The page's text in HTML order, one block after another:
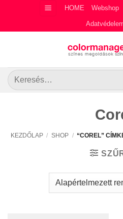
content
HOME Webshop
Keresés
a
KEZDŐLAP / SHOP / “COREL”